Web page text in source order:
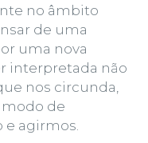
no âmbito
de uma
uma nova
interpretada não
nos circunda,
de
agirmos.